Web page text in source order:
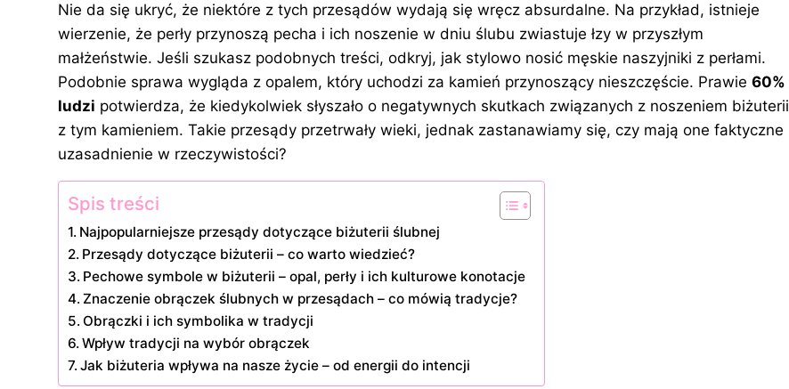
Nie da się ukryć, że niektóre z tych przesądów wydają się wręcz absurdalne. Na przykład, istnieje
wierzenie, że perły przynoszą pecha i ich noszenie w dniu ślubu zwiastuje łzy w przyszłym
małżeństwie. Jeśli szukasz podobnych treści, odkryj, jak stylowo nosić męskie naszyjniki z perłami.
Podobnie sprawa wygląda z opalem, który uchodzi za kamień przynoszący nieszczęście. Prawie 60%
ludzi potwierdza, że kiedykolwiek słyszało o negatywnych skutkach związanych z noszeniem biżuterii
z tym kamieniem. Takie przesądy przetrwały wieki, jednak zastanawiamy się, czy mają one faktyczne
uzasadnienie w rzeczywistości?
Spis treści
Najpopularniejsze przesądy dotyczące biżuterii ślubnej
Przesądy dotyczące biżuterii – co warto wiedzieć?
Pechowe symbole w biżuterii – opal, perły i ich kulturowe konotacje
Znaczenie obrączek ślubnych w przesądach – co mówią tradycje?
Obrączki i ich symbolika w tradycji
Wpływ tradycji na wybór obrączek
Jak biżuteria wpływa na nasze życie – od energii do intencji